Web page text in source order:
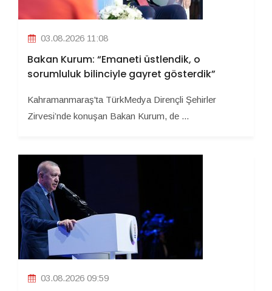
03.08.2026 11:08
Bakan Kurum: “Emaneti üstlendik, o
sorumluluk bilinciyle gayret gösterdik”
Kahramanmaraş'ta TürkMedya Dirençli Şehirler
Zirvesi’nde konuşan Bakan Kurum, de ...
03.08.2026 09:59